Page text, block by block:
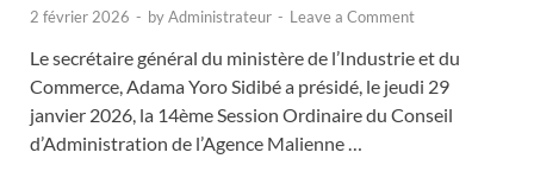
2 février 2026 - byAdministrateur - Leave a Comment
Le secrétaire général du ministère de l’Industrie et du
Commerce, Adama Yoro Sidibé a présidé, le jeudi 29
janvier 2026, la 14ème Session Ordinaire du Conseil
d’Administration de l’Agence Malienne …